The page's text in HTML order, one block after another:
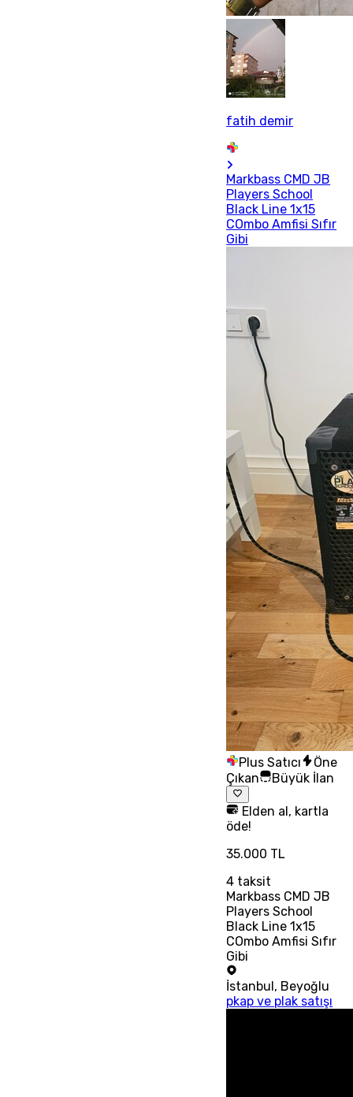
fatih demir
Markbass CMD JB
Players School
Black Line 1x15
COmbo Amfisi Sıfır
Gibi
Plus Satıcı
Öne
Çıkan
Büyük İlan
Elden al, kartla
öde!
35.000 TL
4 taksit
Markbass CMD JB
Players School
Black Line 1x15
COmbo Amfisi Sıfır
Gibi
İstanbul , Beyoğlu
pkap ve plak satışı